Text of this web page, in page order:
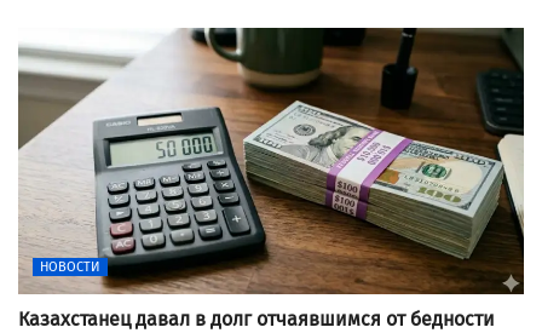
НОВОСТИ
Казахстанец давал в долг отчаявшимся от бедности